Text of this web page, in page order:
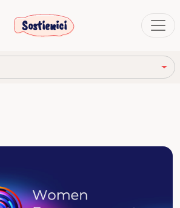
Sostienici
WEP